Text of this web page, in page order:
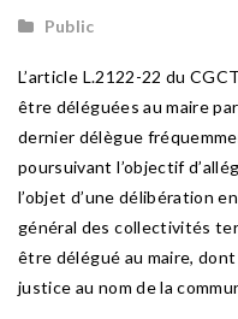
Public
L’article L.2122-22 du
être déléguées au maire
dernier délègue
poursuivant l’objectif
l’objet d’une délibération
général des collectivités
être délégué au maire,
justice au nom de la